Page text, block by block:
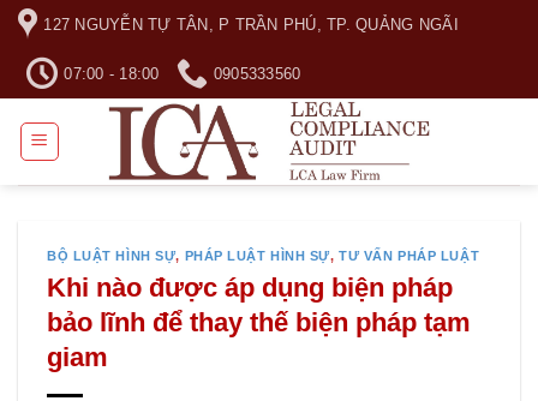
Skip
content
127 NGUYỄN TỰ TÂN, P TRẦN PHÚ, TP. QUẢNG NGÃI
07:00 - 18:00 0905333560
BỘ LUẬT HÌNH SỰ, PHÁP LUẬT HÌNH SỰ,TƯ VẤN PHÁP LUẬT
Khi nào được áp dụng biện pháp
bảo lĩnh để thay thế biện pháp tạm
giam